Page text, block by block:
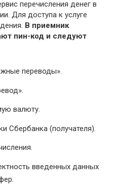
перечисления денег в
Для доступа к услуге
В приемник
пин-код и следуют
переводы».
валюту.
Сбербанка (получателя).
введенных данных